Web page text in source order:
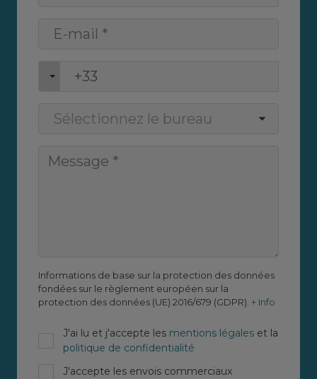
Informations de base sur la protection des données
fondées sur le règlement européen sur la
protection des données (UE) 2016/679 (GDPR). + Info
J'ai lu et j'accepte les mentions légales et la
politique de confidentialité
J'accepte les envois commerciaux